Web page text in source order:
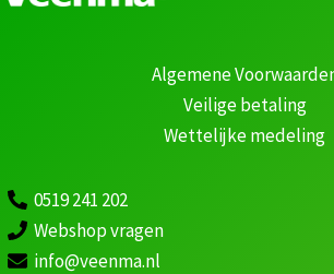
Algemene
Veilige betaling
Wettelijke medeling
0519 241 202
Webshop vragen
info@veenma.nl